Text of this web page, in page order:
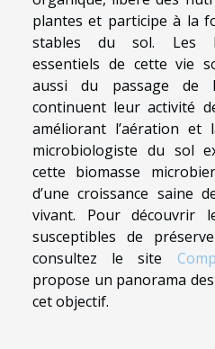
plantes et participe à la
stables du sol. Les
essentiels de cette vie
aussi du passage de
continuent leur activité
améliorant l’aération et
microbiologiste du sol
cette biomasse
d’une croissance saine
vivant. Pour découvrir
susceptibles de
consultez le site
propose un panorama
cet objectif.